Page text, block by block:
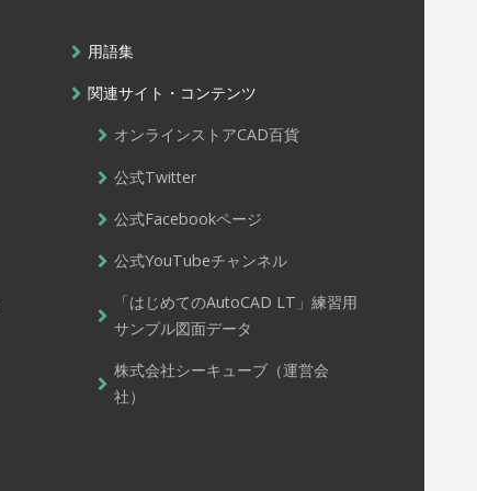
用語集
関連サイト・コンテンツ
オンラインストアCAD百貨
公式Twitter
公式Facebookページ
公式YouTubeチャンネル
「はじめてのAutoCAD LT」練習用
サンプル図面データ
株式会社シーキューブ（運営会
社）